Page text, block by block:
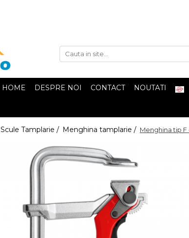
HOME DESPRE NOI CONTACT NOUTATI
Scule Tamplarie / Menghina tamplarie / Menghina tip